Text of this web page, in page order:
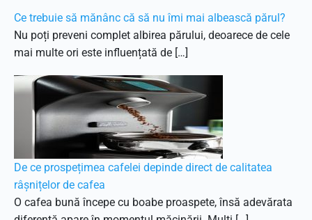
Ce trebuie să mănânc că să nu îmi mai albească părul?
Nu poți preveni complet albirea părului, deoarece de cele
mai multe ori este influențată de […]
De ce prospețimea cafelei depinde direct de calitatea
râșnițelor de cafea
O cafea bună începe cu boabe proaspete, însă adevărata